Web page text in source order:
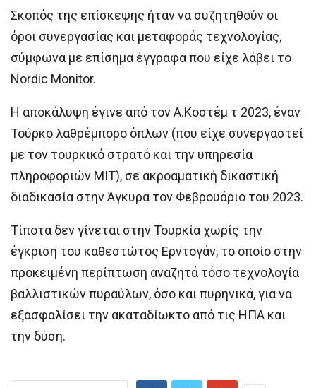
Σκοπός της επίσκεψης ήταν να συζητηθούν οι
όροι συνεργασίας και μεταφοράς τεχνολογίας,
σύμφωνα με επίσημα έγγραφα που είχε λάβει το
Nordic Monitor.
Η αποκάλυψη έγινε από τον Α.Κοστέμ τ 2023, έναν
Τούρκο λαθρέμπορο όπλων (που είχε συνεργαστεί
με τον τουρκικό στρατό και την υπηρεσία
πληροφοριών ΜΙΤ), σε ακροαματική δικαστική
διαδικασία στην Άγκυρα τον Φεβρουάριο του 2023.
Τίποτα δεν γίνεται στην Τουρκία χωρίς την
έγκριση του καθεστώτος Ερντογάν, το οποίο στην
προκειμένη περίπτωση αναζητά τόσο τεχνολογία
βαλλιστικών πυραύλων, όσο και πυρηνικά, για να
εξασφαλίσει την ακαταδίωκτο από τις ΗΠΑ και
την δύση.